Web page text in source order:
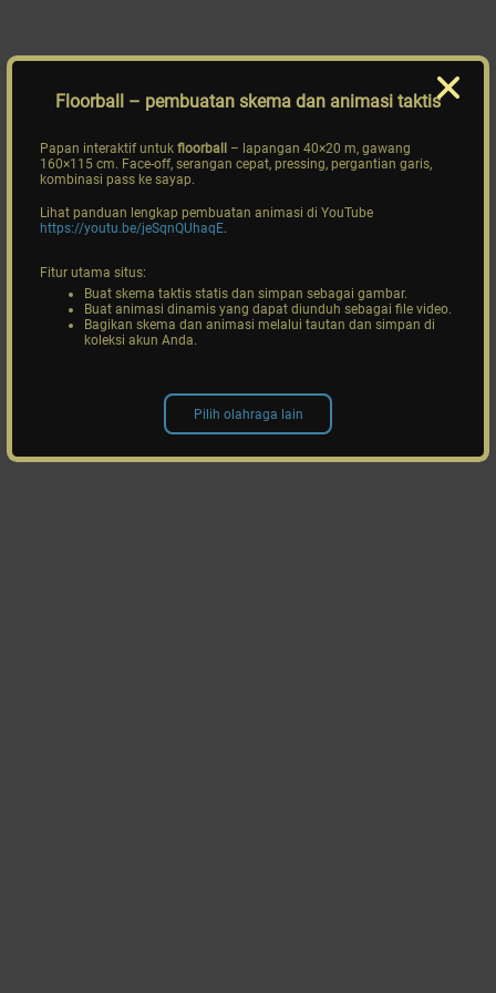
Floorball – pembuatan skema dan animasi taktis
Papan interaktif untukfloorball
– lapangan 40×20 m, gawang
160×115 cm. Face-off, serangan cepat, pressing, pergantian garis,
kombinasi pass ke sayap.
Lihat panduan lengkap pembuatan animasi di YouTube
https://youtu.be/jeSqnQUhaqE.
Fitur utama situs:
Buat skema taktis statis dan simpan sebagai gambar.
Buat animasi dinamis yang dapat diunduh sebagai file video.
Bagikan skema dan animasi melalui tautan dan simpan di
koleksi akun Anda.
Pilih olahraga lain